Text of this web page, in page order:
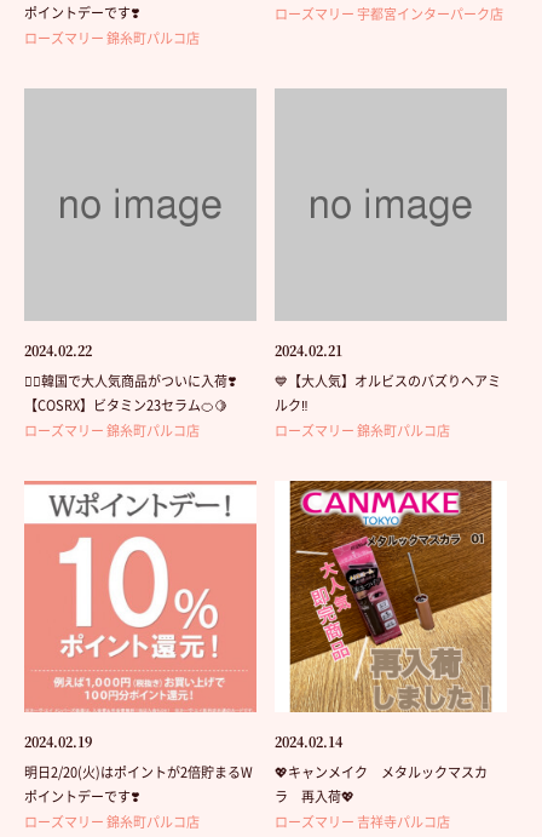
ポイントデーです❣️
ローズマリー 錦糸町パルコ店
ローズマリー 宇都宮インターパーク店
2024.02.22
❤️‍🔥韓国で大人気商品がついに入荷❣️
【COSRX】ビタミン23セラム🍊🍋
ローズマリー 錦糸町パルコ店
2024.02.21
💙【大人気】オルビスのバズりヘアミ
ルク‼️
ローズマリー 錦糸町パルコ店
2024.02.19
明日2/20(火)はポイントが2倍貯まるW
ポイントデーです❣️
ローズマリー 錦糸町パルコ店
2024.02.14
💖キャンメイク メタルックマスカ
ラ 再入荷💖
ローズマリー 吉祥寺パルコ店